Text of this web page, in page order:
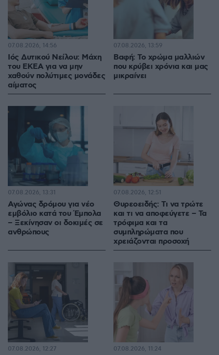
Ιός Δυτικού Νείλου: Μάχη
του ΕΚΕΑ για να μην
χαθούν πολύτιμες μονάδες
αίματος
07.08.2026, 14:56
Βαφή: Το χρώμα μαλλιών
που κρύβει χρόνια και μας
μικραίνει
07.08.2026, 13:59
Αγώνας δρόμου για νέο
εμβόλιο κατά του Έμπολα
– Ξεκίνησαν οι δοκιμές σε
ανθρώπους
07.08.2026, 13:31
Θυρεοειδής: Τι να τρώτε
και τι να αποφεύγετε – Τα
τρόφιμα και τα
συμπληρώματα που
χρειάζονται προσοχή
07.08.2026, 12:51
07.08.2026, 12:27 07.08.2026, 11:24